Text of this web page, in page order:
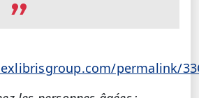
permalink/